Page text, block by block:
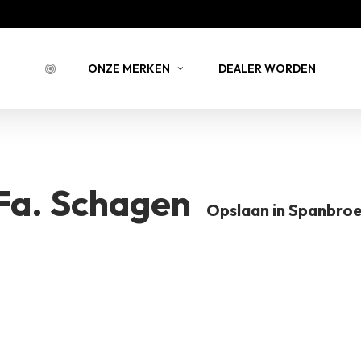
ONZE MERKEN
BERNSTEIN JOY JULIA
DEALER WORDEN
Schagen Opslaan in